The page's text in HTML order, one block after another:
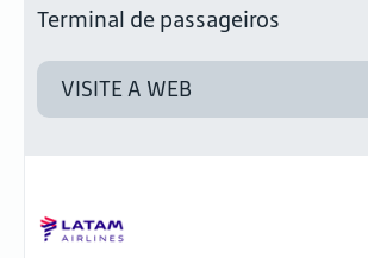
Terminal de passageiros
VISITE A WEB